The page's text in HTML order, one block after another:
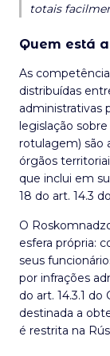
totais
Quem está
As
distribuídas
administrativas
legislação
rotulagem) são
órgãos
que inclui em
18 do art. 14.3
O
esfera própria:
seus
por infrações
do art. 14.3.1
destinada a
é restrita na